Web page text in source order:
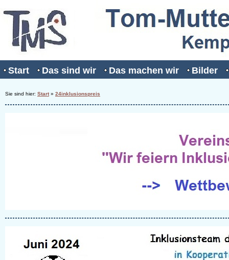
Start Das sind wir Das machen wir Bilder
Sie sind hier: Start» 24inklusionspreis